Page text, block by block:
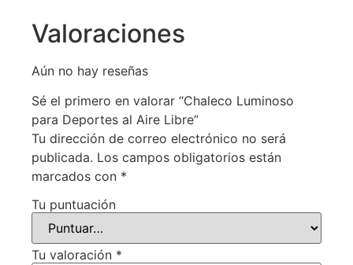
Valoraciones
Aún no hay reseñas
Sé el primero en valorar “Chaleco Luminoso
para Deportes al Aire Libre”
Tu dirección de correo electrónico no será
publicada. Los campos obligatorios están
marcados con *
Tu puntuación
Tu valoración *